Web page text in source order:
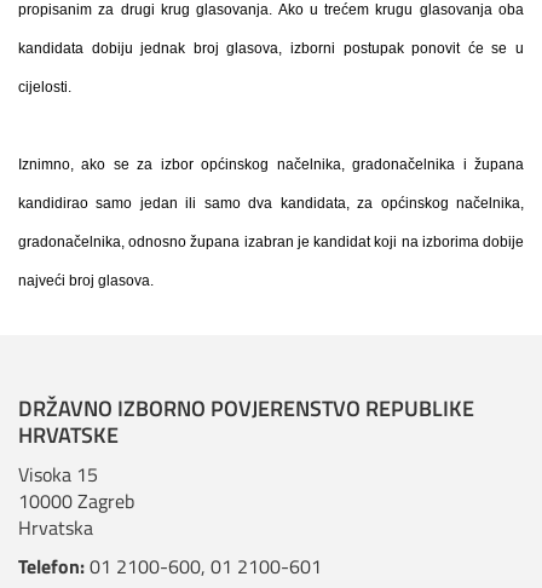
propisanim za drugi krug glasovanja. Ako u trećem krugu glasovanja oba
kandidata dobiju jednak broj glasova, izborni postupak ponovit će se u
cijelosti.
Iznimno, ako se za izbor općinskog načelnika, gradonačelnika i župana
kandidirao samo jedan ili samo dva kandidata, za općinskog načelnika,
gradonačelnika, odnosno župana izabran je kandidat koji na izborima dobije
najveći broj glasova.
DRŽAVNO IZBORNO POVJERENSTVO REPUBLIKE
HRVATSKE
Visoka 15
10000 Zagreb
Hrvatska
Telefon:01 2100-600, 01 2100-601